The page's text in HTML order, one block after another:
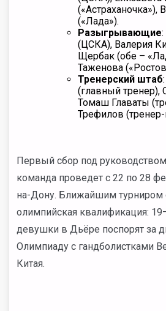
(«Астраханочка»),
(«Лада»).
Разыгрывающие
(ЦСКА), Валерия
Щербак (обе –
Таженова
Тренерский штаб
(главный тренер),
Томаш Главаты
Трефилов (тренер-
Первый сбор под
команда проведет с 22 по 28
на-Дону. Ближайшим турниром
олимпийская квалификация:
девушки в Дьёре поспорят за
Олимпиаду с гандболистками
Китая.